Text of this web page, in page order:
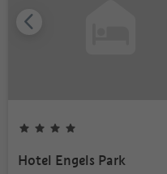
Hotel Engels Park